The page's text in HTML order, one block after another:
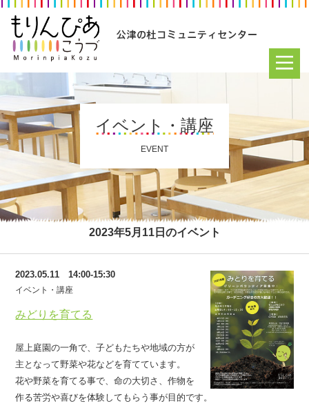
イベント・講座
EVENT
2023年5月11日のイベント
みどりを育てる
2023.05.11 14:00-15:30
イベント・講座
屋上庭園の一角で、子どもたちや地域の方が
主となって野菜や花などを育てています。
花や野菜を育てる事で、命の大切さ、作物を
作る苦労や喜びを体験してもらう事が目的です。